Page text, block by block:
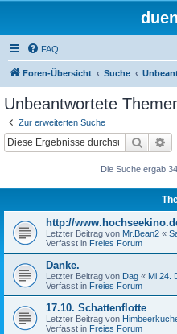
FAQ
Foren-Übersicht Suche
Unbeantwortete
Zur erweiterten Suche
Suche
Die Suche ergab
http://
Letzter Beitrag von Mr.Bean2 «
Verfasst in Freies Forum
Danke.
Letzter Beitrag von Dag « Mi 24.
Verfasst in Freies Forum
17.10. Schattenflotte
Letzter Beitrag von
Verfasst in Freies Forum